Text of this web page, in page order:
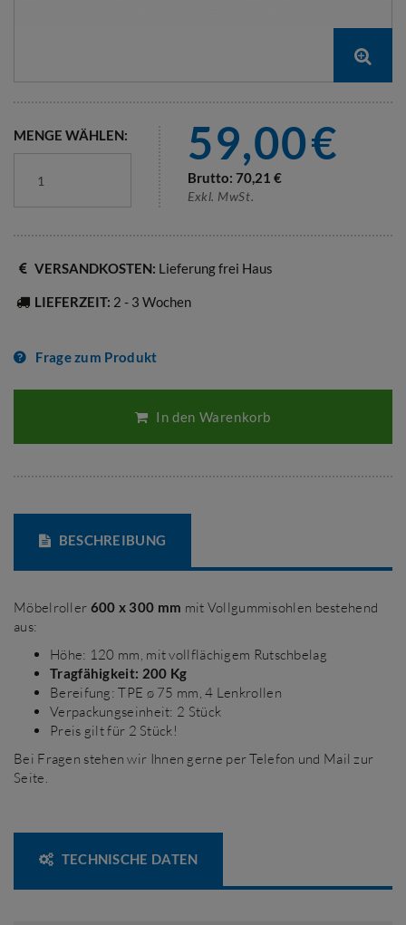
MENGE WÄHLEN: 59,00€
Brutto: 70,21 €
Exkl. MwSt.
VERSANDKOSTEN: Lieferung frei Haus
LIEFERZEIT: 2 - 3 Wochen
Frage zum Produkt
In den Warenkorb
BESCHREIBUNG
Möbelroller 600 x 300 mm mit Vollgummisohlen bestehend
aus:
Höhe: 120 mm, mit vollflächigem Rutschbelag
Tragfähigkeit: 200 Kg
Bereifung: TPE ø 75 mm, 4 Lenkrollen
Verpackungseinheit: 2 Stück
Preis gilt für 2 Stück!
Bei Fragen stehen wir Ihnen gerne per Telefon und Mail zur
Seite.
TECHNISCHE DATEN